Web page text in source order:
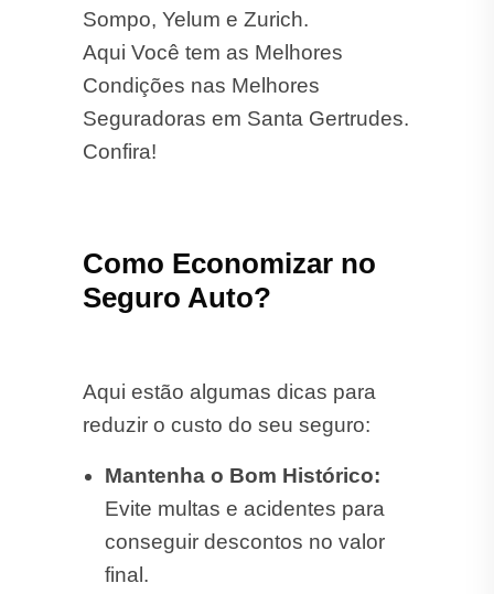
Sompo, Yelum e Zurich.
Aqui Você tem as Melhores
Condições nas Melhores
Seguradoras em Santa Gertrudes.
Confira!
Como Economizar no
Seguro Auto?
Aqui estão algumas dicas para
reduzir o custo do seu seguro:
Mantenha o Bom Histórico:
Evite multas e acidentes para
conseguir descontos no valor
final.